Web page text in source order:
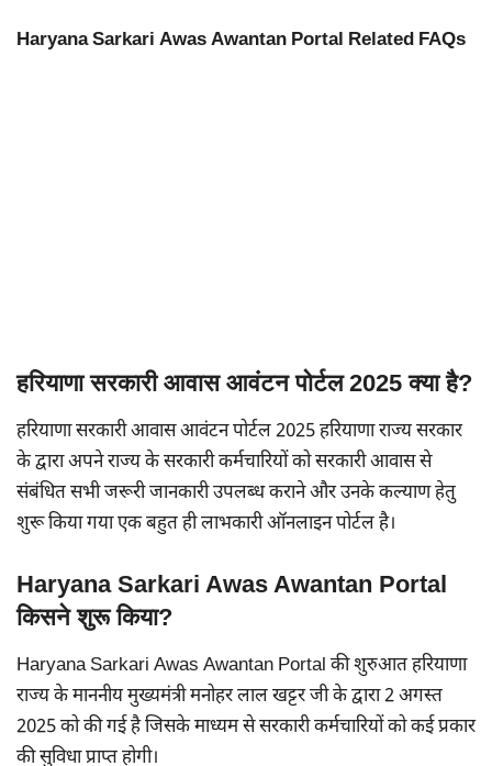
Haryana Sarkari Awas Awantan Portal Related FAQs
हरियाणा सरकारी आवास आवंटन पोर्टल 2025 क्या है?
हरियाणा सरकारी आवास आवंटन पोर्टल 2025 हरियाणा राज्य सरकार
के द्वारा अपने राज्य के सरकारी कर्मचारियों को सरकारी आवास से
संबंधित सभी जरूरी जानकारी उपलब्ध कराने और उनके कल्याण हेतु
शुरू किया गया एक बहुत ही लाभकारी ऑनलाइन पोर्टल है।
Haryana Sarkari Awas Awantan Portal
किसने शुरू किया?
Haryana Sarkari Awas Awantan Portal की शुरुआत हरियाणा
राज्य के माननीय मुख्यमंत्री मनोहर लाल खट्टर जी के द्वारा 2 अगस्त
2025 को की गई है जिसके माध्यम से सरकारी कर्मचारियों को कई प्रकार
की सुविधा प्राप्त होगी।